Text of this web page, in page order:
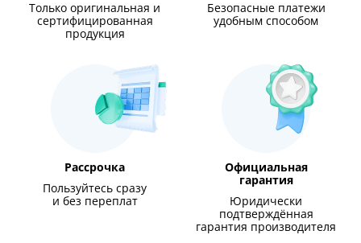
Только оригинальная и
сертифицированная
продукция
Безопасные платежи
удобным способом
Рассрочка
Пользуйтесь сразу
и без переплат
Официальная
гарантия
Юридически
подтверждённая
гарантия производителя